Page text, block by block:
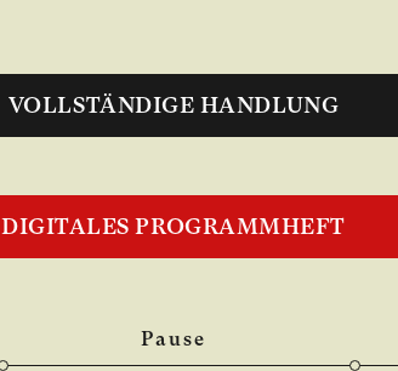
VOLLSTÄNDIGE HANDLUNG
DIGITALES PROGRAMMHEFT
Pause